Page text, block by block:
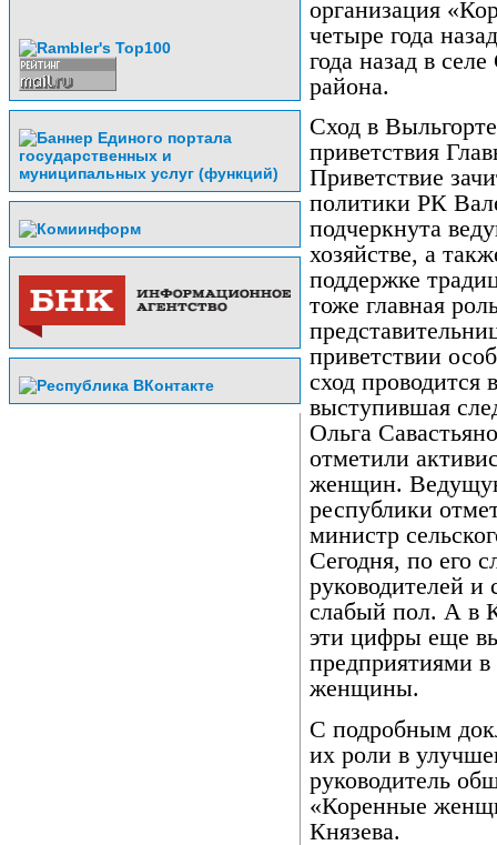
организация
четыре года
года назад в
района.
Сход в
приветствия
Приветствие
политики РК
подчеркнута
хозяйстве, а
поддержке
тоже главная
приветствии
сход проводится
выступившая
Ольга
отметили
женщин.
республики
министр
Сегодня, по его
руководителей и
слабый пол. А в
эти цифры еще
предприятиями
женщины.
С подробным
их роли в
руководитель
«Коренные
Князева.